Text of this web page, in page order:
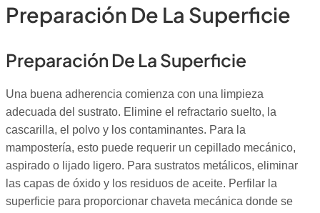
Preparación De La Superficie
Preparación De La Superficie
Una buena adherencia comienza con una limpieza
adecuada del sustrato. Elimine el refractario suelto, la
cascarilla, el polvo y los contaminantes. Para la
mampostería, esto puede requerir un cepillado mecánico,
aspirado o lijado ligero. Para sustratos metálicos, eliminar
las capas de óxido y los residuos de aceite. Perfilar la
superficie para proporcionar chaveta mecánica donde se